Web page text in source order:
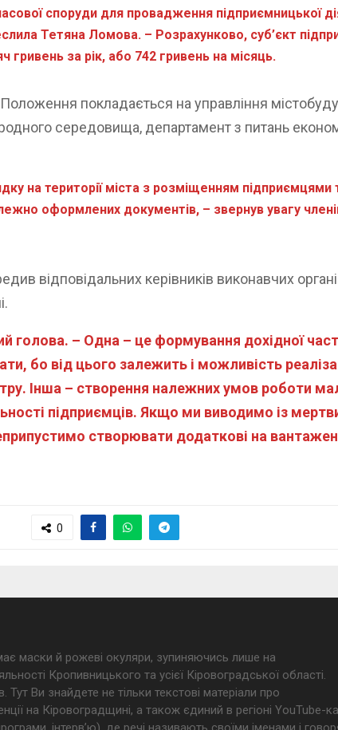
споруди для провадження підприємницької
Тетяна Ломова. – Розрахунково, суб’єкт
за рік, або 742 гривень на місяць.
покладається на управління
середовища, департамент з питань
на території міста з розміщенням
оформлених документів, – звернув увагу
відповідальних керівників виконавчих
голова. – Одна – це формування дохідної
бо від цього залежить і можливість
Інша – створення належних умов роботи
підприємців. Якщо ми виводимо із
створювати додаткові на
0
маски й рожеві окуляри, зупиняючись лише на
Кропивницького та усієї Кіровоградської області.
Ви знайдете не тільки текстові матеріали про
на Кіровоградщині, а також єдиний в регіоні YouTube-